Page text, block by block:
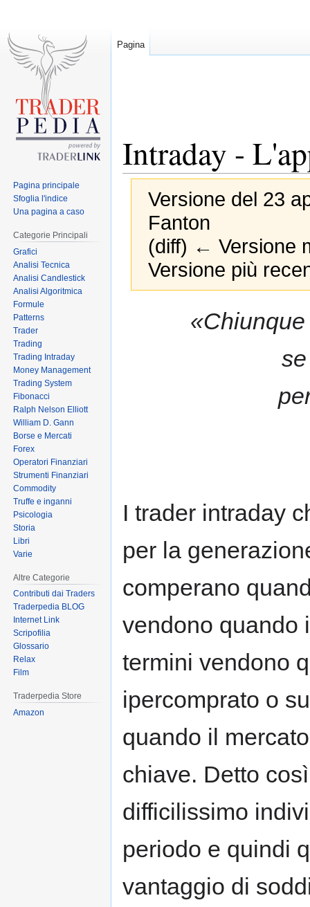
Intraday -
Versione del 23
Fanton
(diff) ← Versione
Versione più
I trader intraday
per la
comperano
vendono quando
termini vendono
ipercomprato o
quando il
chiave. Detto
difficilissimo
periodo e quindi
vantaggio di
Pagina
Pagina principale
Sfoglia l'indice
Una pagina a caso
Categorie Principali
Grafici
Analisi Tecnica
Analisi Candlestick
Analisi Algoritmica
Formule
Patterns
Trader
Trading
Trading Intraday
Money Management
Trading System
Fibonacci
Ralph Nelson Elliott
William D. Gann
Borse e Mercati
Forex
Operatori Finanziari
Strumenti Finanziari
Commodity
Truffe e inganni
Psicologia
Storia
Libri
Varie
Altre Categorie
Contributi dai Traders
Traderpedia BLOG
Internet Link
Scripofilia
Glossario
Relax
Film
Traderpedia Store
Amazon